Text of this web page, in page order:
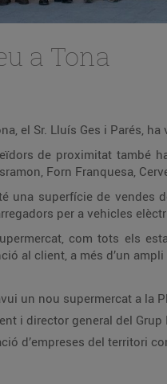
a Tona
el Sr. Lluís Ges i Parés,
de proximitat també
Forn Franquesa,
una superfície de vendes
per a vehicles
com tots els
al client, a més d’un
un nou supermercat a la
i director general del
d’empreses del territori